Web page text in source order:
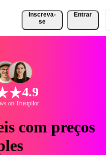
Inscreva-
se
Entrar
4.9
on Trustpilot
com preços